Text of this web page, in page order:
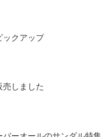
ックアップ
売しました